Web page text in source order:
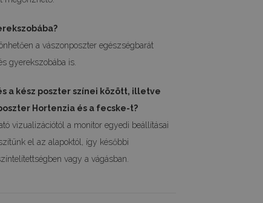
a vászonposzter egészségbarát
gyerekszobába is.
a kész poszter színei között, illetve
Hortenzia és a fecske-t?
vizualizációtól a monitor egyedi beállításai
el az alapoktól, így későbbi
vagy a vágásban.